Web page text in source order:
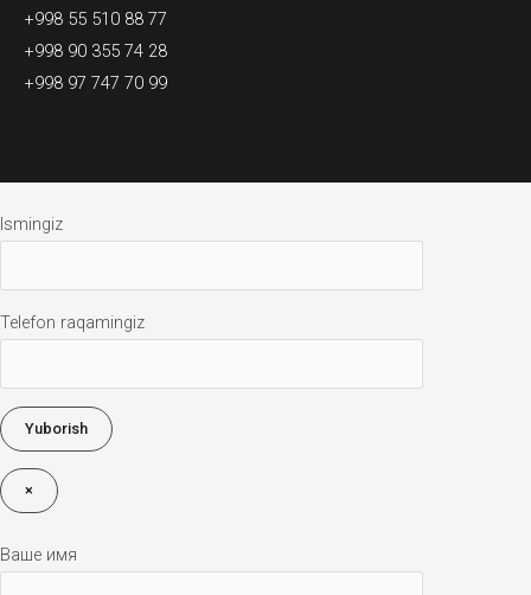
+998 55 510 88 77
+998 90 355 74 28
+998 97 747 70 99
Ismingiz
Telefon raqamingiz
×
Ваше имя